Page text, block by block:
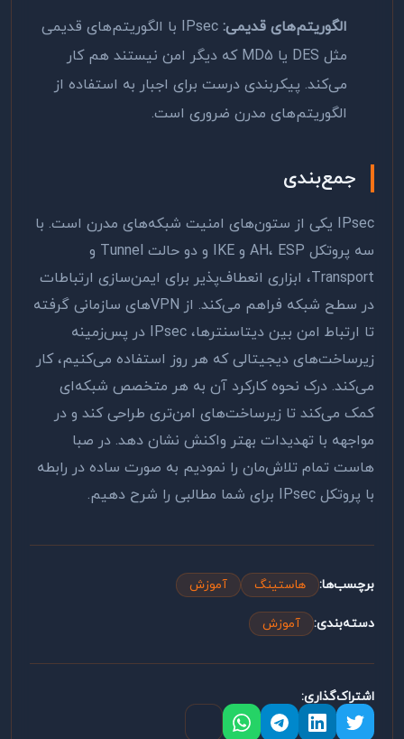
الگوریتم‌های قدیمی:
IPsec با الگوریتم‌های قدیمی
مثل DES یا MD5 که دیگر امن نیستند هم کار
می‌کند. پیکربندی درست برای اجبار به استفاده از
الگوریتم‌های مدرن ضروری است.
جمع‌بندی
IPsec یکی از ستون‌های امنیت شبکه‌های مدرن است. با
سه پروتکل AH، ESP و IKE و دو حالت Tunnel و
Transport، ابزاری انعطاف‌پذیر برای ایمن‌سازی ارتباطات
در سطح شبکه فراهم می‌کند. از VPN‌های سازمانی گرفته
تا ارتباط امن بین دیتاسنترها، IPsec در پس‌زمینه
زیرساخت‌های دیجیتالی که هر روز استفاده می‌کنیم، کار
می‌کند. درک نحوه کارکرد آن به هر متخصص شبکه‌ای
کمک می‌کند تا زیرساخت‌های امن‌تری طراحی کند و در
مواجهه با تهدیدات بهتر واکنش نشان دهد. در صبا
هاست تمام تلاش‌مان را نمودیم به صورت ساده در رابطه
با پروتکل IPsec برای شما مطالبی را شرح دهیم.
برچسب‌ها: هاستینگ آموزش
دسته‌بندی: آموزش
اشتراک‌گذاری: